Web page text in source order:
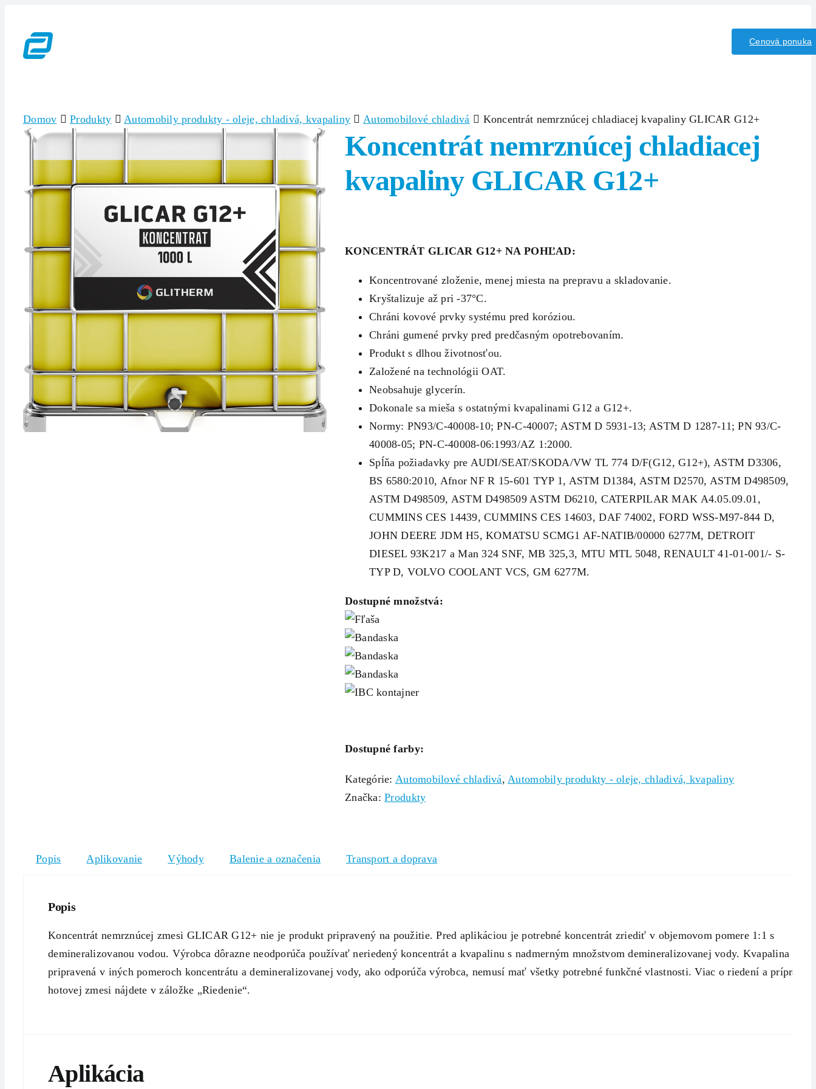
content
Cenová ponuka
Domov Produkty Automobily produkty - oleje, chladivá, kvapaliny Automobilové chladivá Koncentrát nemrznúcej chladiacej kvapaliny GLICAR G12+
Koncentrát nemrznúcej chladiacej
kvapaliny GLICAR G12+
KONCENTRÁT GLICAR G12+ NA POHĽAD:
Koncentrované zloženie, menej miesta na prepravu a skladovanie.
Kryštalizuje až pri -37°C.
Chráni kovové prvky systému pred koróziou.
Chráni gumené prvky pred predčasným opotrebovaním.
Produkt s dlhou životnosťou.
Založené na technológii OAT.
Neobsahuje glycerín.
Dokonale sa mieša s ostatnými kvapalinami G12 a G12+.
Normy: PN93/C-40008-10; PN-C-40007; ASTM D 5931-13; ASTM D 1287-11; PN 93/C-
40008-05; PN-C-40008-06:1993/AZ 1:2000.
Spĺňa požiadavky pre AUDI/SEAT/SKODA/VW TL 774 D/F(G12, G12+), ASTM D3306,
BS 6580:2010, Afnor NF R 15-601 TYP 1, ASTM D1384, ASTM D2570, ASTM D498509,
ASTM D498509, ASTM D498509 ASTM D6210, CATERPILAR MAK A4.05.09.01,
CUMMINS CES 14439, CUMMINS CES 14603, DAF 74002, FORD WSS-M97-844 D,
JOHN DEERE JDM H5, KOMATSU SCMG1 AF-NATIB/00000 6277M, DETROIT
DIESEL 93K217 a Man 324 SNF, MB 325,3, MTU MTL 5048, RENAULT 41-01-001/- S-
TYP D, VOLVO COOLANT VCS, GM 6277M.
Dostupné množstvá:
Dostupné farby:
Kategórie: Automobilové chladivá,Automobily produkty - oleje, chladivá, kvapaliny
Značka:Produkty
Popis Aplikovanie Výhody Balenie a označenia Transport a doprava
Popis
Koncentrát nemrznúcej zmesi GLICAR G12+ nie je produkt pripravený na použitie. Pred aplikáciou je potrebné koncentrát zriediť v objemovom pomere 1:1 s
demineralizovanou vodou. Výrobca dôrazne neodporúča používať neriedený koncentrát a kvapalinu s nadmerným množstvom demineralizovanej vody. Kvapalina
pripravená v iných pomeroch koncentrátu a demineralizovanej vody, ako odporúča výrobca, nemusí mať všetky potrebné funkčné vlastnosti. Viac o riedení a príprave
hotovej zmesi nájdete v záložke „Riedenie“.
Aplikácia